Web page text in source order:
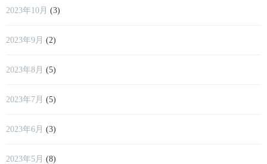
2023年10月 (3)
2023年9月 (2)
2023年8月 (5)
2023年7月 (5)
2023年6月 (3)
2023年5月 (8)